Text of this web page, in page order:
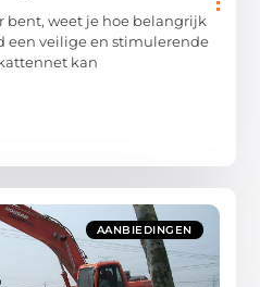
bent, weet je hoe belangrijk
een veilige en stimulerende
kan
AANBIEDINGEN